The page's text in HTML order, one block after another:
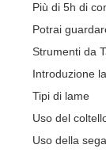
Più di 5h di
Potrai
Strumenti da
Introduzione
Tipi di lame
Uso del
Uso della sega